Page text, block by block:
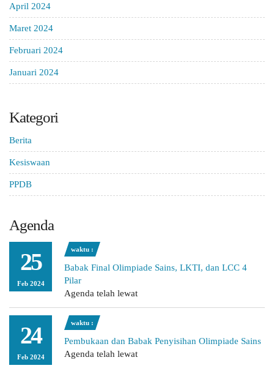
April 2024
Maret 2024
Februari 2024
Januari 2024
Kategori
Berita
Kesiswaan
PPDB
Agenda
25
Feb 2024
waktu :
Babak Final Olimpiade Sains, LKTI, dan LCC 4
Pilar
Agenda telah lewat
24
Feb 2024
waktu :
Pembukaan dan Babak Penyisihan Olimpiade Sains
Agenda telah lewat